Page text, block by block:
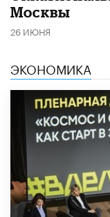
Москвы
26 ИЮНЯ
ЭКОНОМИКА